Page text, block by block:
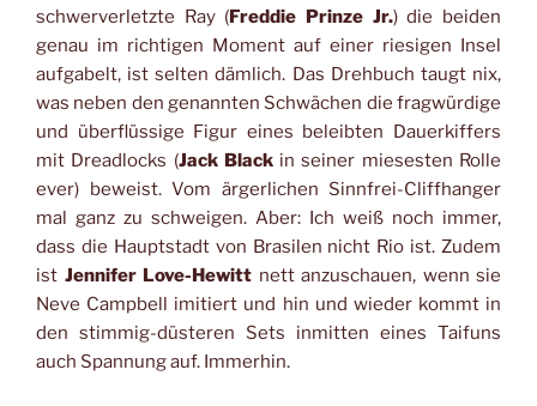
schwerverletzte Ray (Freddie Prinze Jr.) die beiden
genau im richtigen Moment auf einer riesigen Insel
aufgabelt, ist selten dämlich. Das Drehbuch taugt nix,
was neben den genannten Schwächen die fragwürdige
und überflüssige Figur eines beleibten Dauerkiffers
mit Dreadlocks (Jack Blackin seiner miesesten Rolle
ever) beweist. Vom ärgerlichen Sinnfrei-Cliffhanger
mal ganz zu schweigen. Aber: Ich weiß noch immer,
dass die Hauptstadt von Brasilen nicht Rio ist. Zudem
ist Jennifer Love-Hewitt nett anzuschauen, wenn sie
Neve Campbell imitiert und hin und wieder kommt in
den stimmig-düsteren Sets inmitten eines Taifuns
auch Spannung auf. Immerhin.